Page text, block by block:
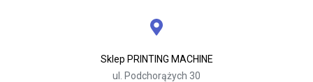
Sklep PRINTING MACHINE
ul. Podchorążych 30